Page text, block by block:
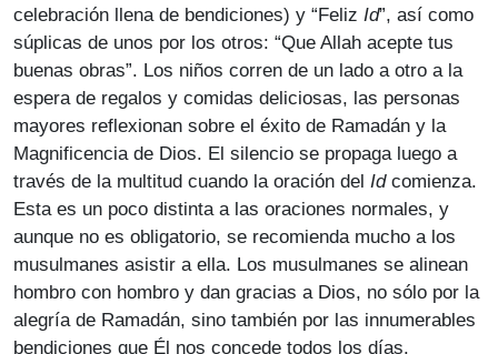
celebración llena de bendiciones) y “Feliz Id”, así como
súplicas de unos por los otros: “Que Allah acepte tus
buenas obras”. Los niños corren de un lado a otro a la
espera de regalos y comidas deliciosas, las personas
mayores reflexionan sobre el éxito de Ramadán y la
Magnificencia de Dios. El silencio se propaga luego a
través de la multitud cuando la oración del Idcomienza.
Esta es un poco distinta a las oraciones normales, y
aunque no es obligatorio, se recomienda mucho a los
musulmanes asistir a ella. Los musulmanes se alinean
hombro con hombro y dan gracias a Dios, no sólo por la
alegría de Ramadán, sino también por las innumerables
bendiciones que Él nos concede todos los días.